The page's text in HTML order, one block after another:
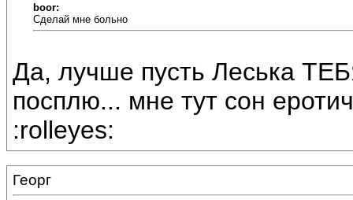
boor:
Сделай мне больно
Да, лучше пусть Леська
посплю... мне тут сон
:rolleyes:
Георг